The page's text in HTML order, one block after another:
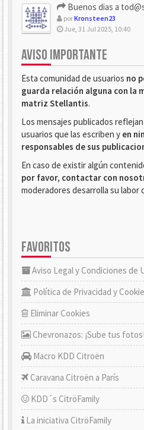
Buenos dias a
porKronsteen23
Jue, 31 Jul 2025, 10:40
AVISO IMPORTANTE
Esta comunidad de usuarios no
guarda relación alguna con la
matriz Stellantis.
Los mensajes publicados
usuarios que las escriben y en
responsables de sus
En caso de existir algún
por favor, contactar con
moderadores desarrolla su labor
FAVORITOS
Aviso Legal y Condiciones de
Política de Privacidad y
Eliminar Cookies
Chevronazos: ¡Sube tus fotos!
Macro KDD Citroën
Caravana Citroën a París
KDD´s CitröFamily
La iniciativa CitröFamily